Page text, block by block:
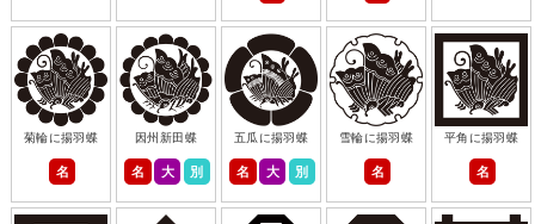
菊輪に揚羽蝶
名
因州新田蝶
名 大 別
五瓜に揚羽蝶
名 大 別
雪輪に揚羽蝶
名
平角に揚羽蝶
名